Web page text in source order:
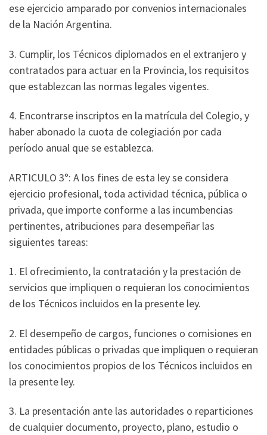
ese ejercicio amparado por convenios internacionales
de la Nación Argentina.
3. Cumplir, los Técnicos diplomados en el extranjero y
contratados para actuar en la Provincia, los requisitos
que establezcan las normas legales vigentes.
4. Encontrarse inscriptos en la matrícula del Colegio, y
haber abonado la cuota de colegiación por cada
período anual que se establezca.
ARTICULO 3°: A los fines de esta ley se considera
ejercicio profesional, toda actividad técnica, pública o
privada, que importe conforme a las incumbencias
pertinentes, atribuciones para desempeñar las
siguientes tareas:
1. El ofrecimiento, la contratación y la prestación de
servicios que impliquen o requieran los conocimientos
de los Técnicos incluidos en la presente ley.
2. El desempeño de cargos, funciones o comisiones en
entidades públicas o privadas que impliquen o requieran
los conocimientos propios de los Técnicos incluidos en
la presente ley.
3. La presentación ante las autoridades o reparticiones
de cualquier documento, proyecto, plano, estudio o